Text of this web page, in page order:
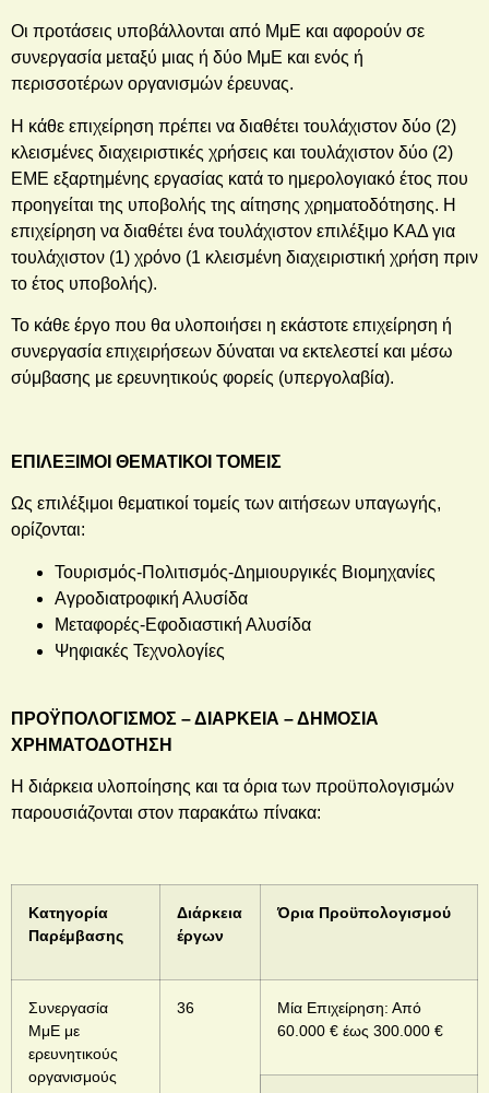
Οι προτάσεις υποβάλλονται από ΜμΕ και αφορούν σε
συνεργασία μεταξύ μιας ή δύο ΜμΕ και ενός ή
περισσοτέρων οργανισμών έρευνας.
Η κάθε επιχείρηση πρέπει να διαθέτει τουλάχιστον δύο (2)
κλεισμένες διαχειριστικές χρήσεις και τουλάχιστον δύο (2)
ΕΜΕ εξαρτημένης εργασίας κατά το ημερολογιακό έτος που
προηγείται της υποβολής της αίτησης χρηματοδότησης. Η
επιχείρηση να διαθέτει ένα τουλάχιστον επιλέξιμο ΚΑΔ για
τουλάχιστον (1) χρόνο (1 κλεισμένη διαχειριστική χρήση πριν
το έτος υποβολής).
Το κάθε έργο που θα υλοποιήσει η εκάστοτε επιχείρηση ή
συνεργασία επιχειρήσεων δύναται να εκτελεστεί και μέσω
σύμβασης με ερευνητικούς φορείς (υπεργολαβία).
ΕΠΙΛΕΞΙΜΟΙ ΘΕΜΑΤΙΚΟΙ ΤΟΜΕΙΣ
Ως επιλέξιμοι θεματικοί τομείς των αιτήσεων υπαγωγής,
ορίζονται:
Τουρισμός-Πολιτισμός-Δημιουργικές Βιομηχανίες
Αγροδιατροφική Αλυσίδα
Μεταφορές-Εφοδιαστική Αλυσίδα
Ψηφιακές Τεχνολογίες
ΠΡΟΫΠΟΛΟΓΙΣΜΟΣ – ΔΙΑΡΚΕΙΑ – ΔΗΜΟΣΙΑ
ΧΡΗΜΑΤΟΔΟΤΗΣΗ
Η διάρκεια υλοποίησης και τα όρια των προϋπολογισμών
παρουσιάζονται στον παρακάτω πίνακα:
Κατηγορία
Παρέμβασης
Διάρκεια
έργων
Όρια Προϋπολογισμού
Συνεργασία
ΜμΕ με
ερευνητικούς
οργανισμούς
36
Μία Επιχείρηση: Από
60.000 € έως 300.000 €